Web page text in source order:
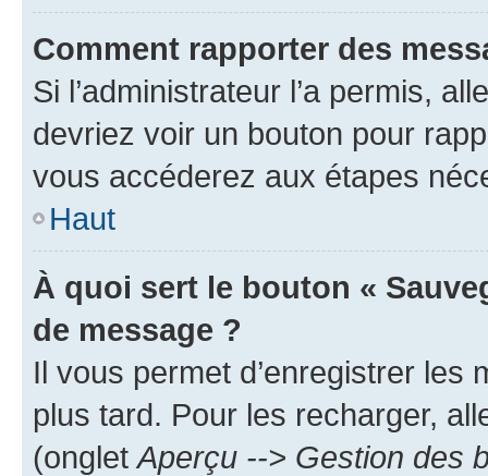
Comment rapporter des
Si l’administrateur l’a permis,
devriez voir un bouton pour
vous accéderez aux étapes
Haut
À quoi sert le bouton «
de message ?
Il vous permet d’enregistrer
plus tard. Pour les recharger,
(onglet Aperçu --> Gestion des